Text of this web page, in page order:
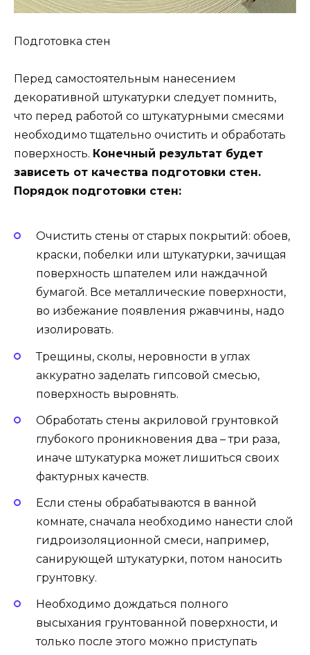
Подготовка стен
Перед самостоятельным нанесением
декоративной штукатурки следует помнить,
что перед работой со штукатурными смесями
необходимо тщательно очистить и обработать
поверхность. Конечный результат будет
зависеть от качества подготовки стен.
Порядок подготовки стен:
Очистить стены от старых покрытий: обоев,
краски, побелки или штукатурки, зачищая
поверхность шпателем или наждачной
бумагой. Все металлические поверхности,
во избежание появления ржавчины, надо
изолировать.
Трещины, сколы, неровности в углах
аккуратно заделать гипсовой смесью,
поверхность выровнять.
Обработать стены акриловой грунтовкой
глубокого проникновения два – три раза,
иначе штукатурка может лишиться своих
фактурных качеств.
Если стены обрабатываются в ванной
комнате, сначала необходимо нанести слой
гидроизоляционной смеси, например,
санирующей штукатурки, потом наносить
грунтовку.
Необходимо дождаться полного
высыхания грунтованной поверхности, и
только после этого можно приступать